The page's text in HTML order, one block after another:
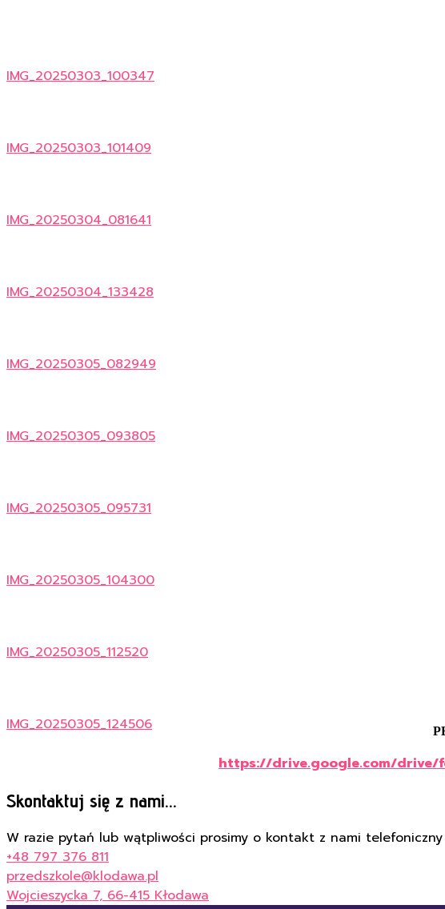
IMG_20250303_100347
IMG_20250303_101409
IMG_20250304_081641
IMG_20250304_133428
IMG_20250305_082949
IMG_20250305_093805
IMG_20250305_095731
IMG_20250305_104300
IMG_20250305_112520
IMG_20250305_124506
https://drive.google.com/drive/
Skontaktuj się z nami...
W razie pytań lub wątpliwości prosimy o kontakt z nami
+48 797 376 811
przedszkole@klodawa.pl
Wojcieszycka 7, 66-415 Kłodawa